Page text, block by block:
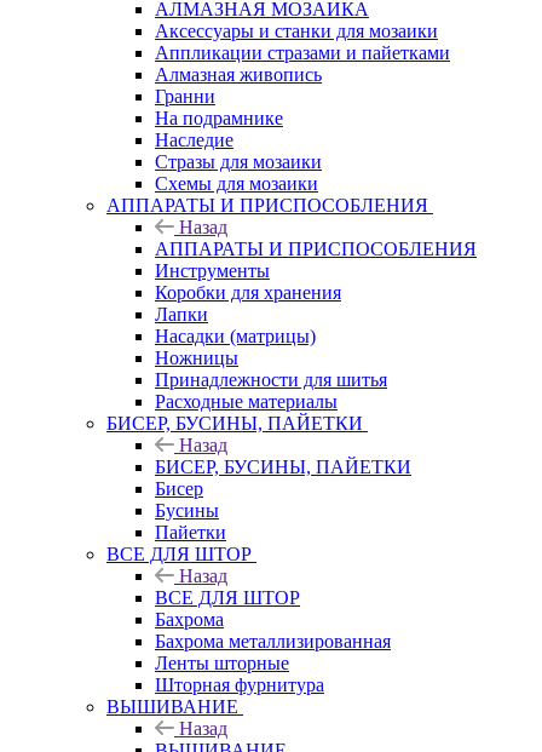
АЛМАЗНАЯ МОЗАИКА
Аксессуары и станки для мозаики
Аппликации стразами и пайетками
Алмазная живопись
Гранни
На подрамнике
Наследие
Стразы для мозаики
Схемы для мозаики
АППАРАТЫ И ПРИСПОСОБЛЕНИЯ
Назад
АППАРАТЫ И ПРИСПОСОБЛЕНИЯ
Инструменты
Коробки для хранения
Лапки
Насадки (матрицы)
Ножницы
Принадлежности для шитья
Расходные материалы
БИСЕР, БУСИНЫ, ПАЙЕТКИ
Назад
БИСЕР, БУСИНЫ, ПАЙЕТКИ
Бисер
Бусины
Пайетки
ВСЕ ДЛЯ ШТОР
Назад
ВСЕ ДЛЯ ШТОР
Бахрома
Бахрома металлизированная
Ленты шторные
Шторная фурнитура
ВЫШИВАНИЕ
Назад